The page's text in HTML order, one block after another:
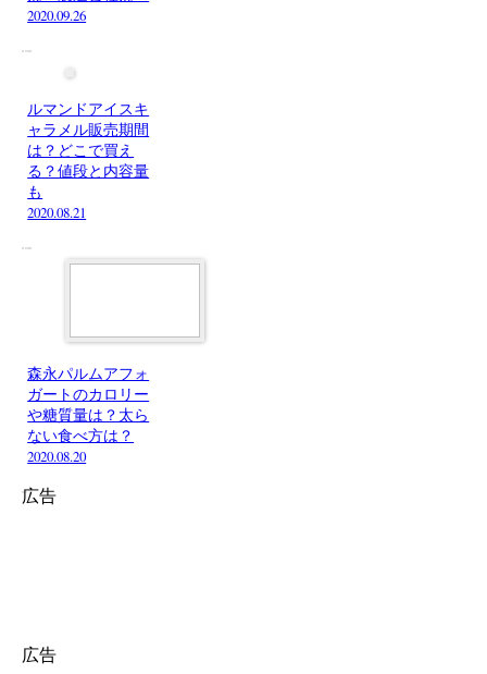
2020.09.26
ルマンドアイスキ
ャラメル販売期間
は？どこで買え
る？値段と内容量
も
2020.08.21
森永パルムアフォ
ガートのカロリー
や糖質量は？太ら
ない食べ方は？
2020.08.20
広告
広告